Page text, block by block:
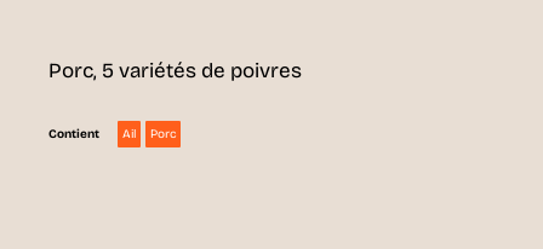
Porc, 5 variétés de poivres
Contient Ail Porc